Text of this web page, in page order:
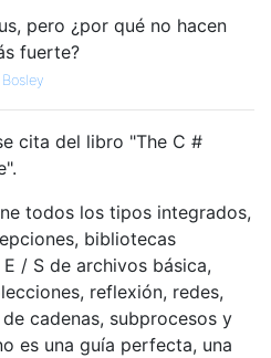
pero ¿por qué no hacen
fuerte?
cita del libro "The C #
todos los tipos integrados,
bibliotecas
/ S de archivos básica,
reflexión, redes,
cadenas, subprocesos y
es una guía perfecta, una